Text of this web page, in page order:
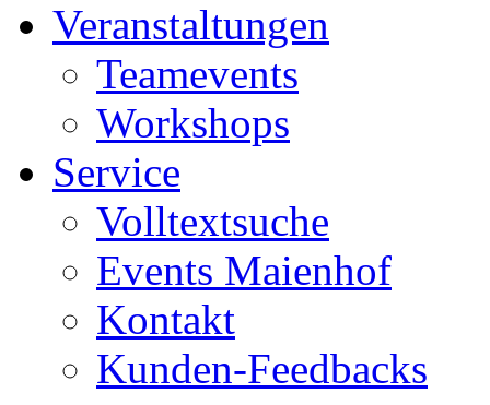
Veranstaltungen
Teamevents
Workshops
Service
Volltextsuche
Events Maienhof
Kontakt
Kunden-Feedbacks